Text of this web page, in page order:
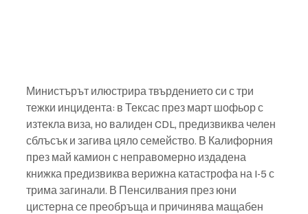
Министърът илюстрира твърдението си с три
тежки инцидента: в Тексас през март шофьор с
изтекла виза, но валиден CDL, предизвиква челен
сблъсък и загива цяло семейство. В Калифорния
през май камион с неправомерно издадена
книжка предизвиква верижна катастрофа на I-5 с
трима загинали. В Пенсилвания през юни
цистерна се преобръща и причинява мащабен